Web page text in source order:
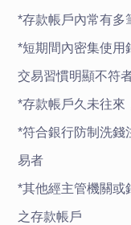
*存款帳戶內常有多
*短期間內密集使用
交易習慣明顯不符
*存款帳戶久未往來
*符合銀行防制洗錢
易者
*其他經主管機關或
之存款帳戶